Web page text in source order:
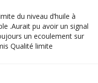
du niveau d’huile à
.Aurait pu avoir un signal
un ecoulement sur
Qualité limite